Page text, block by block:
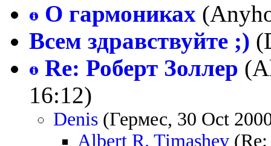
О гармониках
Всем здравствуйте ;)
Re: Роберт Золлер
16:12)
Denis (Гермес, 30 Oct
Albert R. Timashev